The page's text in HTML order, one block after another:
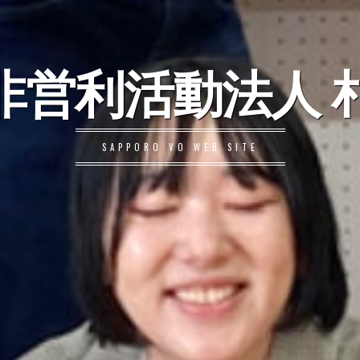
営利活動法人
SAPPORO VO WEB SITE